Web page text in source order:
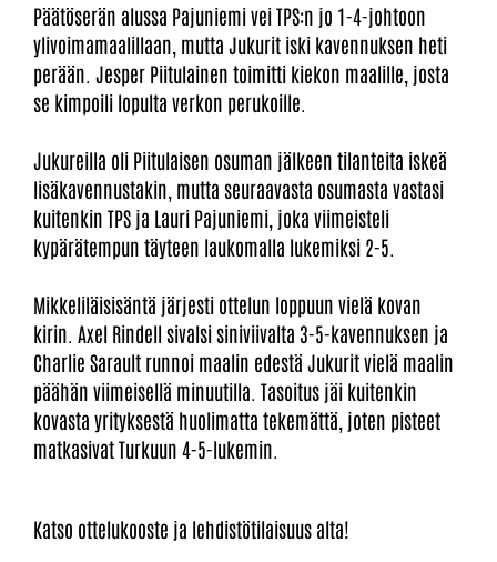
Päätöserän alussa Pajuniemi vei TPS:n jo 1-4-johtoon
ylivoimamaalillaan, mutta Jukurit iski kavennuksen heti
perään. Jesper Piitulainen toimitti kiekon maalille, josta
se kimpoili lopulta verkon perukoille.
Jukureilla oli Piitulaisen osuman jälkeen tilanteita iskeä
lisäkavennustakin, mutta seuraavasta osumasta vastasi
kuitenkin TPS ja Lauri Pajuniemi, joka viimeisteli
kypärätempun täyteen laukomalla lukemiksi 2-5.
Mikkeliläisisäntä järjesti ottelun loppuun vielä kovan
kirin. Axel Rindell sivalsi siniviivalta 3-5-kavennuksen ja
Charlie Sarault runnoi maalin edestä Jukurit vielä maalin
päähän viimeisellä minuutilla. Tasoitus jäi kuitenkin
kovasta yrityksestä huolimatta tekemättä, joten pisteet
matkasivat Turkuun 4-5-lukemin.
Katso ottelukooste ja lehdistötilaisuus alta!